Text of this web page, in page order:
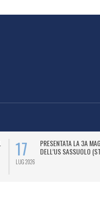
17
LUG 2026
PRESENTATA LA 3A
DELL’US SASSUOLO